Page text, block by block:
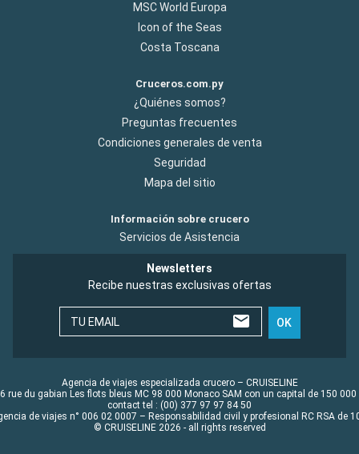
MSC World Europa
Icon of the Seas
Costa Toscana
Cruceros.com.py
¿Quiénes somos?
Preguntas frecuentes
Condiciones generales de venta
Seguridad
Mapa del sitio
Información sobre crucero
Servicios de Asistencia
Newsletters
Recibe nuestras exclusivas ofertas
TU EMAIL OK
Agencia de viajes especializada crucero – CRUISELINE
rue du gabian Les flots bleus MC 98 000 Monaco SAM con un capital de 150 000
contact tel : (00) 377 97 97 84 50
de viajes n° 006 02 0007 – Responsabilidad civil y profesional RC RSA de
© CRUISELINE 2026 - all rights reserved